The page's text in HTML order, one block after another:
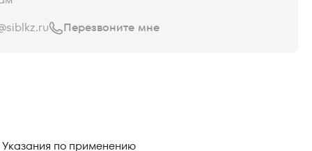
Перезвоните мне
Указания по применению